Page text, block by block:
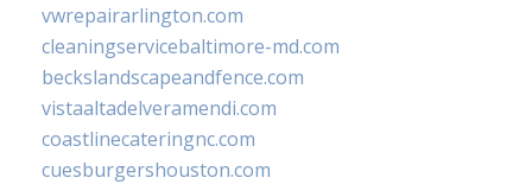
vwrepairarlington.com
cleaningservicebaltimore-md.com
beckslandscapeandfence.com
vistaaltadelveramendi.com
coastlinecateringnc.com
cuesburgershouston.com